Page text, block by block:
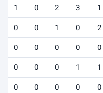
1
3
2
0
1
2
0
1
0
0
0
0
0
0
0
1
1
0
0
0
0
0
0
0
0